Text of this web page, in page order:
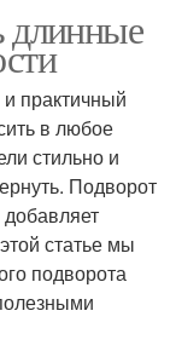
длинные
практичный
в любое
стильно и
Подворот
добавляет
статье мы
подворота